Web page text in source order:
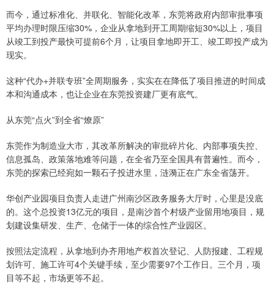
而今，通过标准化、并联化、智能化改革，东莞将政府内部审批事项
平均办理时限压缩30%，企业从拿地到开工周期缩短30%以上，项目
从竣工到投产最快可提前6个月，让项目拿地即开工、竣工即投产成为
现实。
这种“代办+并联专班”全周期服务，实实在在降低了项目推进的时间成
本和沟通成本，也让企业在东莞投资建厂更有底气。
从东莞“点火”到全省“燎原”
东莞作为制造业大市，其改革所解决的审批碎片化、内部事项失控、
信息孤岛、政策落地难等问题，在全省乃至全国具有普遍性。而今，
东莞的探索已经宛如一颗石子投进水里，涟漪正在广东全省荡开。
华创产业园项目负责人走进广州南沙区政务服务大厅时，心里是没底
的。这个总投资13亿元的项目，是南沙首个村级产业留用地项目，规
划建设集研发、生产、仓储于一体的综合性产业园区。
按照法定流程，从拿地到办齐用地产权首次登记、人防报建、工程规
划许可、施工许可4个关键手续，至少需要97个工作日。三个月，项
目等不起，市场更等不起。